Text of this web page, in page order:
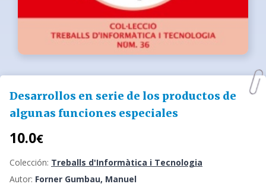
Desarrollos en serie de los productos de
algunas funciones especiales
10.0€
Colección: Treballs d'Informàtica i Tecnologia
Autor: Forner Gumbau, Manuel